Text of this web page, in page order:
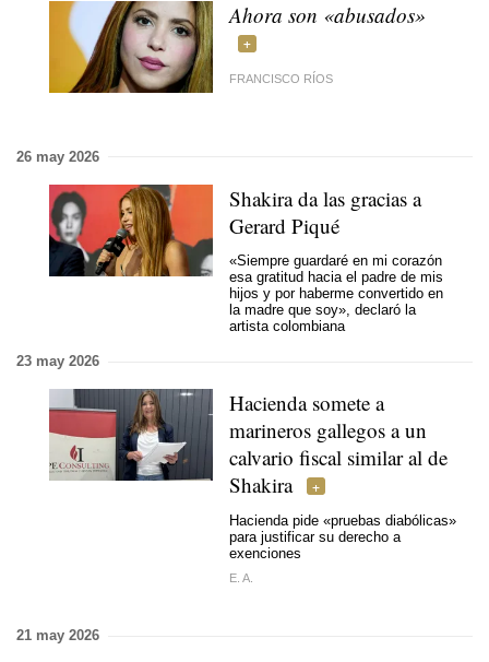
Ahora son «abusados»
FRANCISCO RÍOS
26 may 2026
Shakira da las gracias a
Gerard Piqué
«Siempre guardaré en mi corazón
esa gratitud hacia el padre de mis
hijos y por haberme convertido en
la madre que soy», declaró la
artista colombiana
23 may 2026
Hacienda somete a
marineros gallegos a un
calvario fiscal similar al de
Shakira
Hacienda pide «pruebas diabólicas»
para justificar su derecho a
exenciones
E. A.
21 may 2026